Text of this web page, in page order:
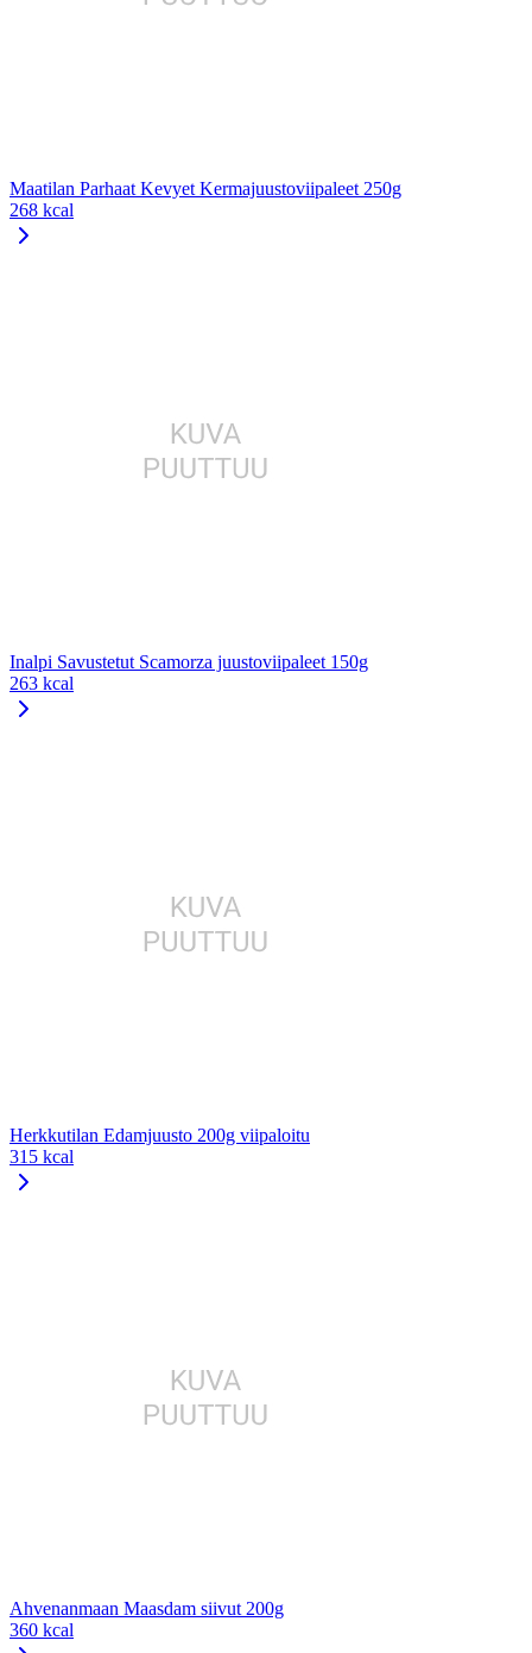
Maatilan Parhaat Kevyet Kermajuustoviipaleet 250g
268 kcal
Inalpi Savustetut Scamorza juustoviipaleet 150g
263 kcal
Herkkutilan Edamjuusto 200g viipaloitu
315 kcal
Ahvenanmaan Maasdam siivut 200g
360 kcal